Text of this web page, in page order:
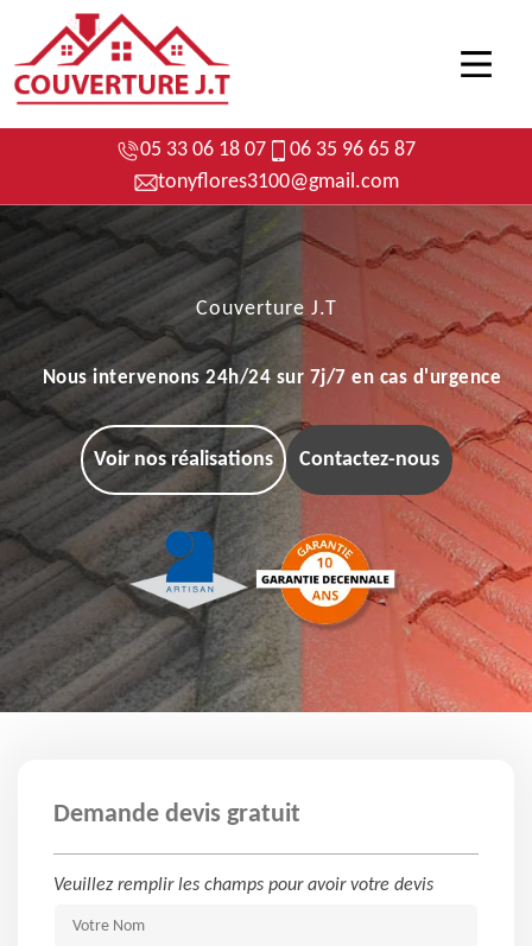
05 33 06 18 07
06 35 96 65 87
tonyflores3100@gmail.com
Couverture J.T
Nous intervenons 24h/24 sur 7j/7 en cas d'urgence
Voir nos réalisations Contactez-nous
Demande devis gratuit
Veuillez remplir les champs pour avoir votre devis